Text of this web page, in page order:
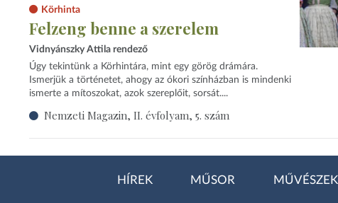
Körhinta
Felzeng benne a szerelem
Vidnyánszky Attila rendező
Úgy tekintünk a Körhintára, mint egy görög drámára.
Ismerjük a történetet, ahogy az ókori színházban is mindenki
ismerte a mítoszokat, azok szereplőit, sorsát....
Nemzeti Magazin, II. évfolyam, 5. szám
HÍREK MŰSOR MŰVÉSZEK